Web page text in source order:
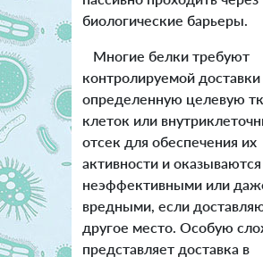
биологические барьеры.
Многие белки требуют
контролируемой доставки
определенную целевую
клеток или
отсек для обеспечения их
активности и оказываются
неэффективными или
вредными, если
другое место. Особую
представляет доставка в